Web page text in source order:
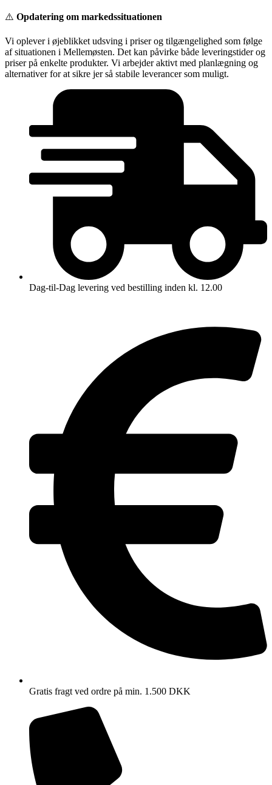
Videre
indhold
⚠️ Opdatering om markedssituationen
Vi oplever i øjeblikket udsving i priser og tilgængelighed som følge
af situationen i Mellemøsten. Det kan påvirke både leveringstider og
priser på enkelte produkter. Vi arbejder aktivt med planlægning og
alternativer for at sikre jer så stabile leverancer som muligt.
Dag-til-Dag levering ved bestilling inden kl. 12.00
Gratis fragt ved ordre på min. 1.500 DKK